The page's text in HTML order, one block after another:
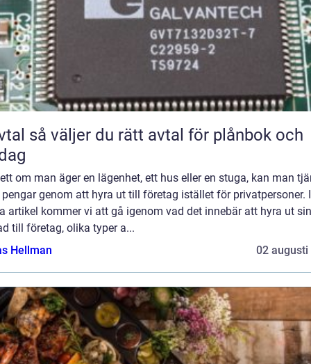
för plånbok och
om man äger en lägenhet, ett hus eller en stuga, kan man
pengar genom att hyra ut till företag istället för privatpersoner. I
artikel kommer vi att gå igenom vad det innebär att hyra ut sin
till företag, olika typer a...
Hellman
02 augusti